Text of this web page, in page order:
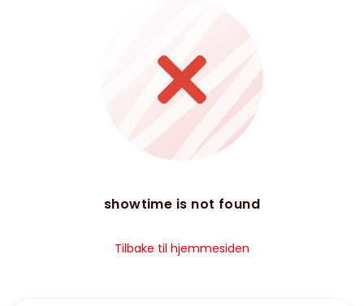
showtime is not found
Tilbake til hjemmesiden